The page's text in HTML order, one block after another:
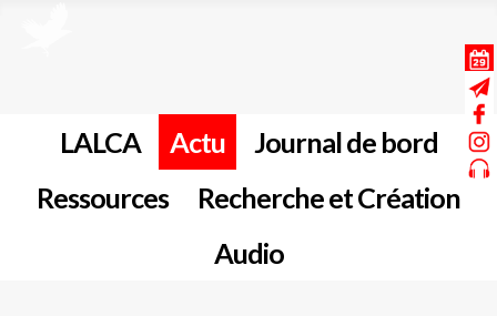
LALCA Actu
Journal de bord
Ressources
Recherche et Création
Audio